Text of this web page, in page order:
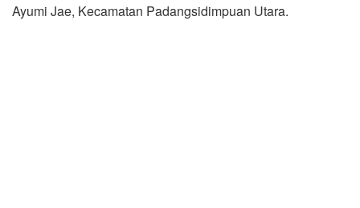
Ayumi Jae, Kecamatan Padangsidimpuan Utara.